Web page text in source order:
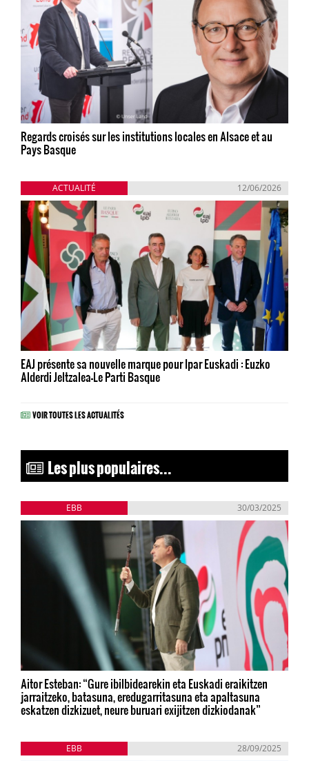
Regards croisés sur les institutions locales en Alsace et au
Pays Basque
ACTUALITÉ 12/06/2026
EAJ présente sa nouvelle marque pour Ipar Euskadi : Euzko
Alderdi Jeltzalea-Le Parti Basque
VOIR TOUTES LES ACTUALITÉS
Les plus populaires...
EBB 30/03/2025
Aitor Esteban: “Gure ibilbidearekin eta Euskadi eraikitzen
jarraitzeko, batasuna, eredugarritasuna eta apaltasuna
eskatzen dizkizuet, neure buruari exijitzen dizkiodanak”
EBB 28/09/2025